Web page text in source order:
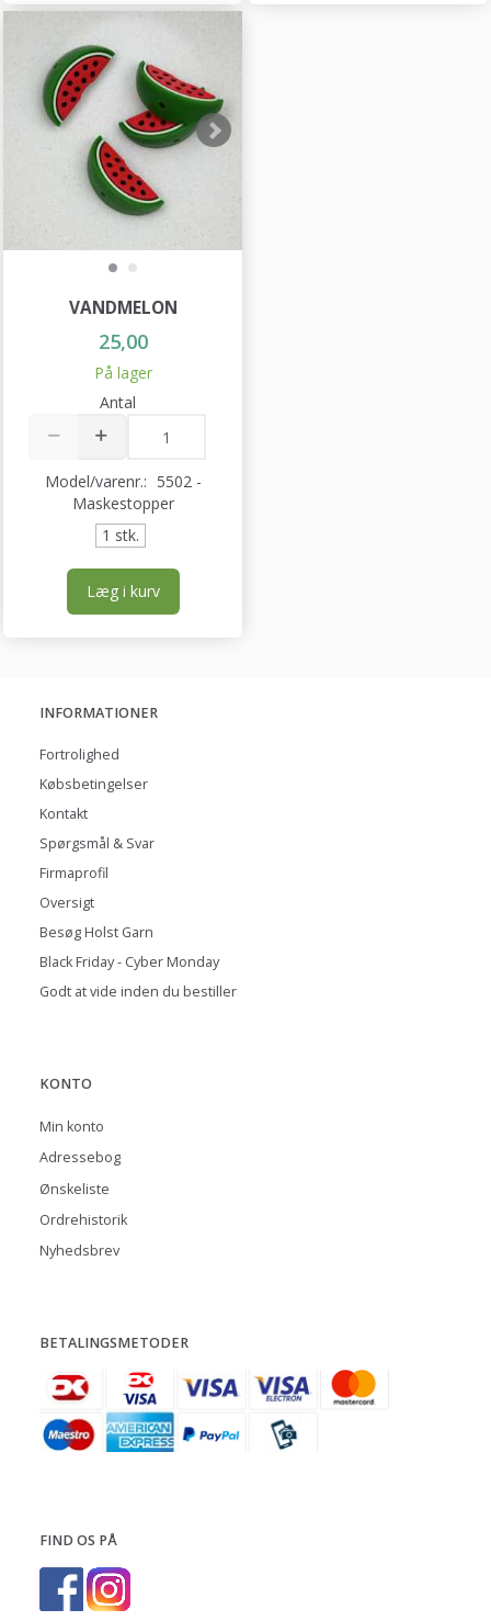
VANDMELON
25,00
På lager
Antal
Model/varenr.: 5502 -
Maskestopper
1 stk.
Læg i kurv
INFORMATIONER
Fortrolighed
Købsbetingelser
Kontakt
Spørgsmål & Svar
Firmaprofil
Oversigt
Besøg Holst Garn
Black Friday - Cyber Monday
Godt at vide inden du bestiller
KONTO
Min konto
Adressebog
Ønskeliste
Ordrehistorik
Nyhedsbrev
BETALINGSMETODER
FIND OS PÅ